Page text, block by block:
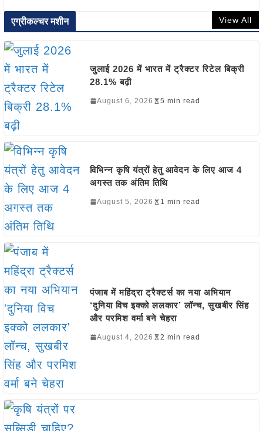
एग्रीकल्चर मशीन View All
जुलाई 2026 में भारत में ट्रैक्टर रिटेल बिक्री
28.1% बढ़ी
August 6, 2026 5 min read
विभिन्न कृषि यंत्रों हेतु आवेदन के लिए आज 4
अगस्त तक अंतिम तिथि
August 5, 2026 1 min read
पंजाब में महिंद्रा ट्रैक्टर्स का नया अभियान
‘दुनिया विच इक्को ललकार’ लॉन्च, सुखबीर सिंह
और परमिश वर्मा बने चेहरा
August 4, 2026 2 min read